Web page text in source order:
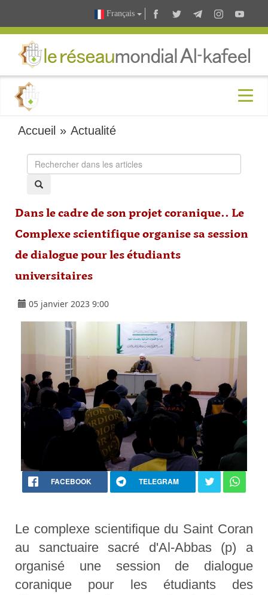
Français
Accueil »Actualité
Dans le cadre de son projet coranique.. Le
Complexe scientifique organise sa session
de dialogue pour les étudiants
universitaires
05 janvier 2023 9:00
FACEBOOK TELEGRAM
Le complexe scientifique du Saint Coran
au sanctuaire sacré d'Al-Abbas (p) a
organisé une session de dialogue
coranique pour les étudiants des